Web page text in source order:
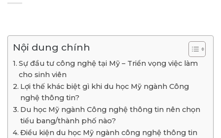
Nội dung chính
Sự đầu tư công nghệ tại Mỹ – Triển vọng việc làm
cho sinh viên
Lợi thế khác biệt gì khi du học Mỹ ngành Công
nghệ thông tin?
Du học Mỹ ngành Công nghệ thông tin nên chọn
tiểu bang/thành phố nào?
Điều kiện du học Mỹ ngành công nghệ thông tin